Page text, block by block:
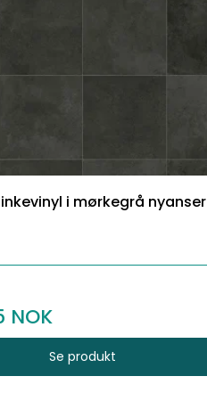
i mørkegrå nyanser
Se produkt